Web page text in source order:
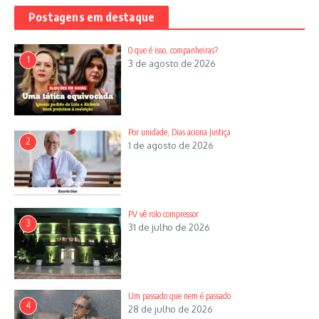
Coronavírus
Renato Dias
A advogada do município de Jataí, Layla Milena Oliveira
Gomes, conselheira seccional da Ordem dos Advogados do
Brasil, a OAB da Seção de Goiás, propôs à Ordem no Estado a
criação de um memorial virtual e físico. Motivo: para
advogados que morreram em decorrência de complicações do
Coronavírus Covid 19.
Postagens em destaque
1
O que é isso, companheiras?
3 de agosto de 2026
2
Por unidade, Dias aciona Justiça
1 de agosto de 2026
3
PV vê rolo compressor
31 de julho de 2026
4
Um passado que nem é passado
28 de julho de 2026